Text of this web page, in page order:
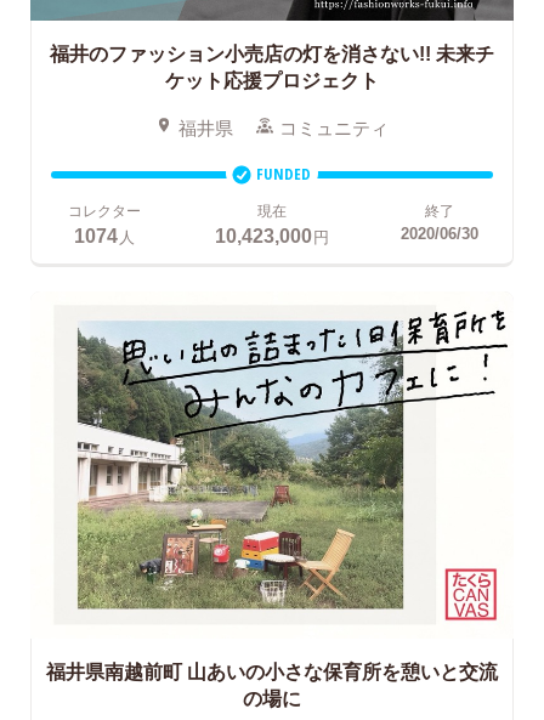
福井のファッション小売店の灯を消さない!! 未来チ
ケット応援プロジェクト
福井県 コミュニティ
FUNDED
コレクター
1074 人
現在
10,423,000円
終了
2020/06/30
福井県南越前町山あいの小さな保育所を憩いと交流
の場に